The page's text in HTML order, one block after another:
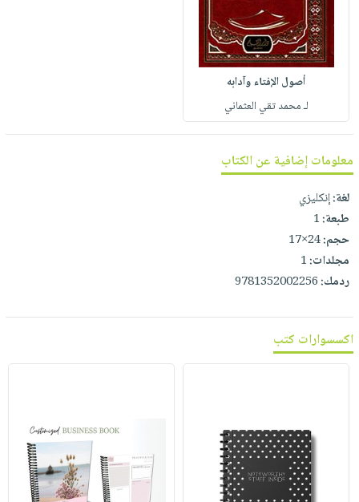
صابون
أطفال
مناسبات
الشركة
فيديوهات
أسئلة
طرحها
خدمات
وفرات
انشر
كتابك
تواصل
معنا
عربة
التسوق
الإصدارات
أصول الإفتاء وآدابه
لـ محمد تقي العثماني
معلومات إضافية عن الكتاب
لغة:إنكليزي
طبعة:1
حجم:24×17
مجلدات:1
ردمك:9781352002256
اكسسوارات كتب